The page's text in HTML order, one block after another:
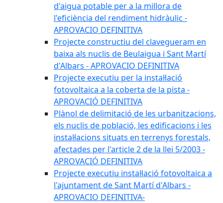
d'aigua potable per a la millora de
l'eficiència del rendiment hidràulic -
APROVACIO DEFINITIVA
Projecte constructiu del clavegueram en
baixa als nuclis de Beulaigua i Sant Martí
d'Albars - APROVACIO DEFINITIVA
Projecte executiu per la instal·lació
fotovoltaica a la coberta de la pista -
APROVACIÓ DEFINITIVA
Plànol de delimitació de les urbanitzacions,
els nuclis de població, les edificacions i les
instal·lacions situats en terrenys forestals,
afectades per l'article 2 de la llei 5/2003 -
APROVACIÓ DEFINITIVA
Projecte executiu instal·lació fotovoltaica a
l'ajuntament de Sant Martí d'Albars -
APROVACIO DEFINITIVA-